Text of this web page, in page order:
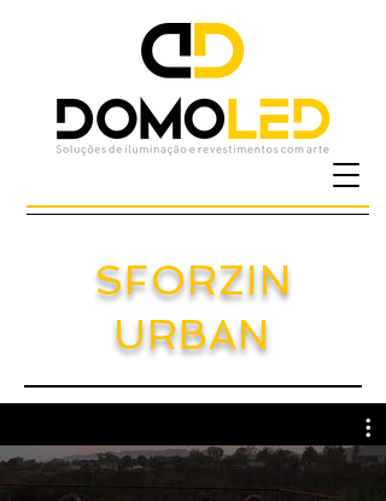
SFORZIN
URBAN